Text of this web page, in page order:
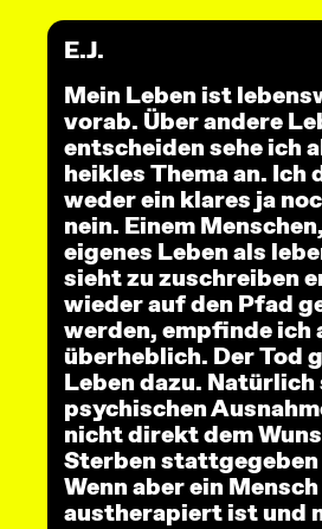
E.J.
Mein Leben ist
vorab. Über andere
entscheiden sehe ich
heikles Thema an. Ich
weder ein klares ja
nein. Einem
eigenes Leben als
sieht zu zuschreiben
wieder auf den Pfad
werden, empfinde ich
überheblich. Der Tod
Leben dazu.
psychischen
nicht direkt dem
Sterben
Wenn aber ein Mensch
austherapiert ist und